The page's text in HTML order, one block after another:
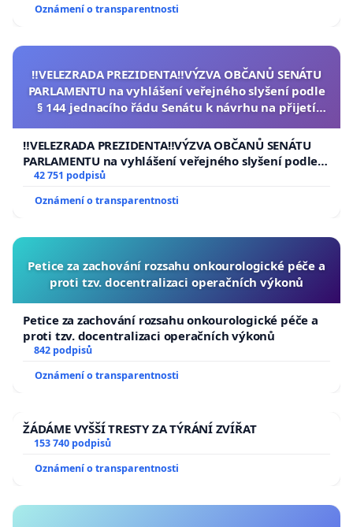
Oznámení o transparentnosti
‼️VELEZRADA PREZIDENTA‼️VÝZVA OBČANŮ SENÁTU
PARLAMENTU na vyhlášení veřejného slyšení podle
§ 144 jednacího řádu Senátu k návrhu na přijetí
republiky
‼️VELEZRADA PREZIDENTA‼️VÝZVA OBČANŮ SENÁTU
PARLAMENTU na vyhlášení veřejného slyšení podle §
144 jednacího řádu Senátu k návrhu na přijetí
usnesení k podání ústavní žaloby na prezidenta
republiky
42 751 podpisů
Oznámení o transparentnosti
Petice za zachování rozsahu onkourologické péče a
proti tzv. docentralizaci operačních výkonů
Petice za zachování rozsahu onkourologické péče a
proti tzv. docentralizaci operačních výkonů
842 podpisů
Oznámení o transparentnosti
ŽÁDÁME VYŠŠÍ TRESTY ZA TÝRÁNÍ ZVÍŘAT
153 740 podpisů
Oznámení o transparentnosti